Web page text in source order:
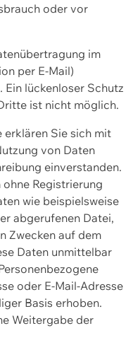
oder vor
im
per E-Mail)
Ein lückenloser Schutz
ist nicht möglich.
erklären Sie sich mit
von Daten
einverstanden.
Registrierung
wie beispielsweise
abgerufenen Datei,
Zwecken auf dem
Daten unmittelbar
oder E-Mail-Adresse
Basis erhoben.
Weitergabe der